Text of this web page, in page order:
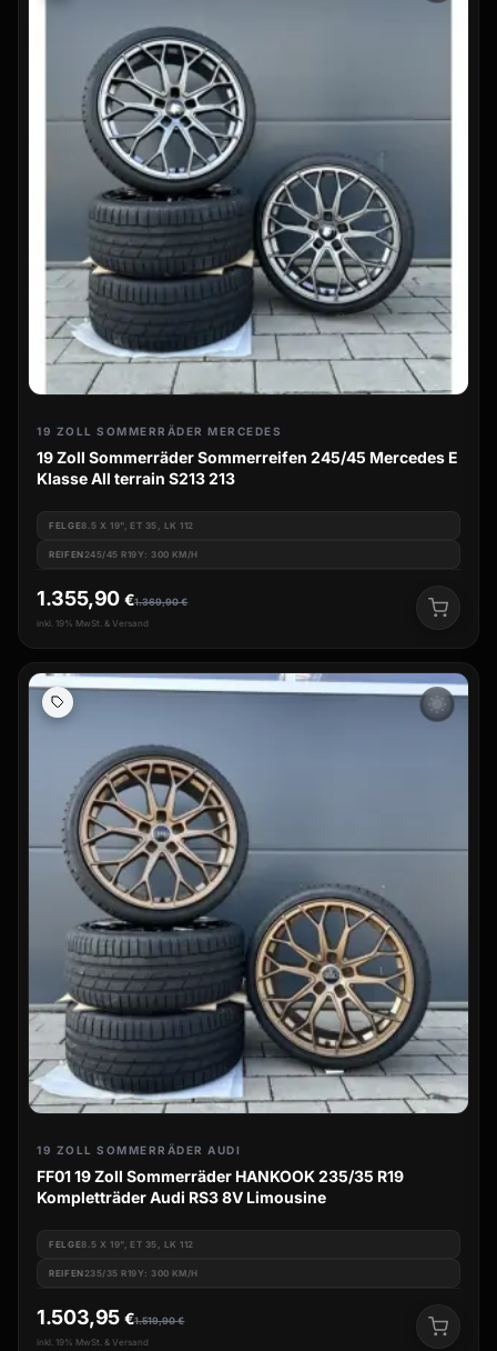
19 ZOLL SOMMERRÄDER MERCEDES
19 Zoll Sommerräder Sommerreifen 245/45 Mercedes E
Klasse All terrain S213 213
FELGE8.5 X 19", ET 35, LK 112
REIFEN245/45 R19Y: 300 KM/H
1.369,90€
1.355,90 €
inkl. 19% MwSt. & Versand
wb_sunny
19 ZOLL SOMMERRÄDER AUDI
FF01 19 Zoll Sommerräder HANKOOK 235/35 R19
Kompletträder Audi RS3 8V Limousine
FELGE8.5 X 19", ET 35, LK 112
REIFEN235/35 R19Y: 300 KM/H
1.519,90€
1.503,95 €
inkl. 19% MwSt. & Versand